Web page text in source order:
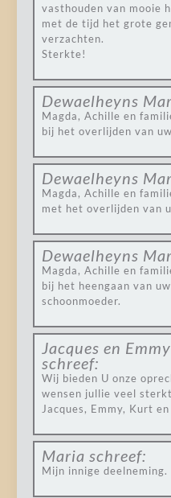
vasthouden van mooie
met de tijd het grote
verzachten.
Sterkte!
Dewaelheyns
Magda, Achille en
bij het overlijden van
Dewaelheyns
Magda, Achille en
met het overlijden van
Dewaelheyns
Magda, Achille en
bij het heengaan van
schoonmoeder.
Jacques en
schreef:
Wij bieden U onze
wensen jullie veel
Jacques, Emmy, Kurt
Maria schreef:
Mijn innige deelneming.